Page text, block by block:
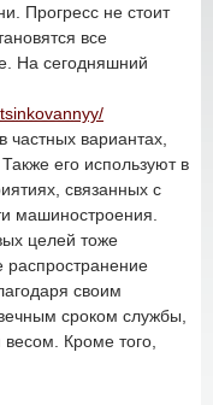
Прогресс не стоит
все
На сегодняшний
частных вариантах,
его используют в
связанных с
машиностроения.
целей тоже
распространение
своим
сроком службы,
Кроме того,